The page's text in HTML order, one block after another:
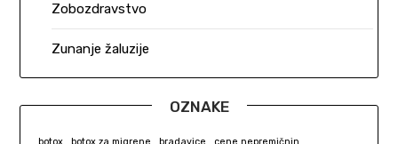
Zobozdravstvo
Zunanje žaluzije
OZNAKE